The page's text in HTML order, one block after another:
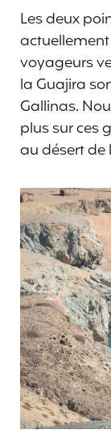
Les deux
voyageurs
la Guajira
Gallinas.
plus sur ces
au désert de